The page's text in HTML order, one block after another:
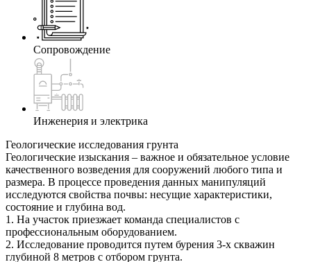
Сопровождение
Инженерия и электрика
Геологические исследования грунта
Геологические изыскания – важное и обязательное условие
качественного возведения для сооружений любого типа и
размера. В процессе проведения данных манипуляций
исследуются свойства почвы: несущие характеристики,
состояние и глубина вод.
1. На участок приезжает команда специалистов с
профессиональным оборудованием.
2. Исследование проводится путем бурения 3-х скважин
глубиной 8 метров с отбором грунта.